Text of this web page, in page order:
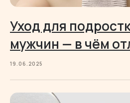
Уход для
мужчин — в чём
19.06.2025